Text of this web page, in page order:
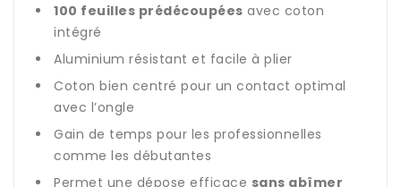
100 feuilles prédécoupées avec coton
intégré
Aluminium résistant et facile à plier
Coton bien centré pour un contact optimal
avec l’ongle
Gain de temps pour les professionnelles
comme les débutantes
Permet une dépose efficace sans abîmer